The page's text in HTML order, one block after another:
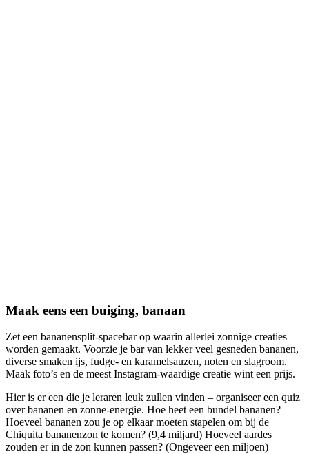
Maak eens een buiging, banaan
Zet een bananensplit-spacebar op waarin allerlei zonnige creaties
worden gemaakt. Voorzie je bar van lekker veel gesneden bananen,
diverse smaken ijs, fudge- en karamelsauzen, noten en slagroom.
Maak foto’s en de meest Instagram-waardige creatie wint een prijs.
Hier is er een die je leraren leuk zullen vinden – organiseer een quiz
over bananen en zonne-energie. Hoe heet een bundel bananen?
Hoeveel bananen zou je op elkaar moeten stapelen om bij de
Chiquita bananenzon te komen? (9,4 miljard) Hoeveel aardes
zouden er in de zon kunnen passen? (Ongeveer een miljoen)